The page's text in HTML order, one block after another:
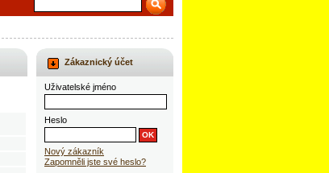
Zákaznický účet
Uživatelské jméno
Heslo
Nový zákazník
Zapomněli jste své heslo?